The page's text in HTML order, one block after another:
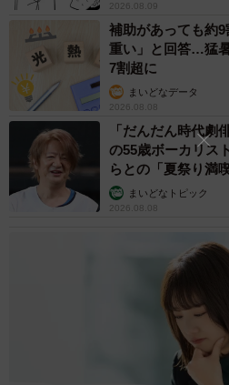
https://www.mhlw.go.jp/content/
2026.08.09
補助があっても約
重い」と回答…猛
7割超に
まいどなデータ
2026.08.08
「だんだん時代
の55歳ボーカリス
らとの「夏祭り満
まいどなトピック
2026.08.08